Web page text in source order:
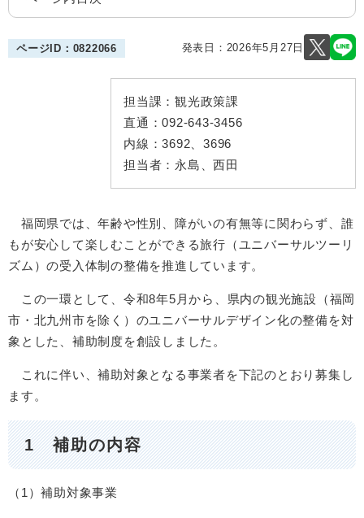
ページID：0822066 発表日： 2026年5月27日
担当課： 観光政策課
直通：092-643-3456
内線：3692、3696
担当者： 永島、西田
福岡県では、年齢や性別、障がいの有無等に関わらず、誰
もが安心して楽しむことができる旅行（ユニバーサルツーリ
ズム）の受入体制の整備を推進しています。
この一環として、令和8年5月から、県内の観光施設（福岡
市・北九州市を除く）のユニバーサルデザイン化の整備を対
象とした、補助制度を創設しました。
これに伴い、補助対象となる事業者を下記のとおり募集し
ます。
1 補助の内容
（1）補助対象事業